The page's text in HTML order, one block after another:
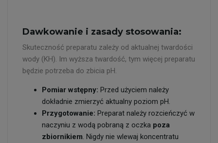
Dawkowanie i zasady stosowania:
Skuteczność preparatu zależy od aktualnej twardości
wody (KH). Im wyższa twardość, tym więcej preparatu
będzie potrzeba do zbicia pH.
Pomiar wstępny: Przed użyciem należy
dokładnie zmierzyć aktualny poziom pH.
Przygotowanie: Preparat należy rozcieńczyć w
naczyniu z wodą pobraną z oczka poza
zbiornikiem. Nigdy nie wlewaj koncentratu